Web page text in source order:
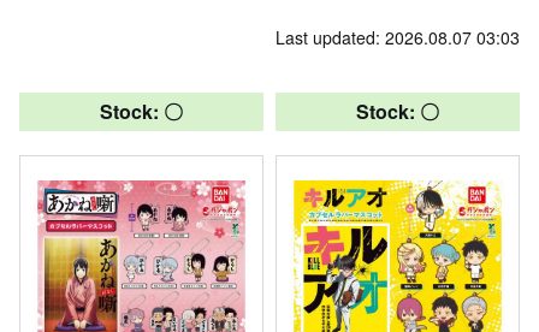
Last updated: 2026.08.07 03:03
Stock: 〇 Stock: 〇